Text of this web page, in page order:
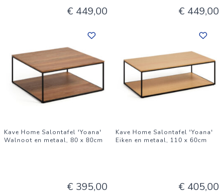
€ 449,00 € 449,00
Kave Home Salontafel 'Yoana'
Walnoot en metaal, 80 x 80cm
€ 395,00
Kave Home Salontafel 'Yoana'
Eiken en metaal, 110 x 60cm
€ 405,00